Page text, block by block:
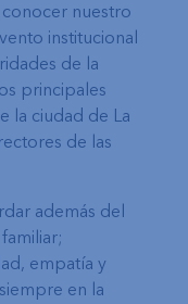
nuestro
institucional
de la
principales
la ciudad de La
de las
además del
empatía y
en la